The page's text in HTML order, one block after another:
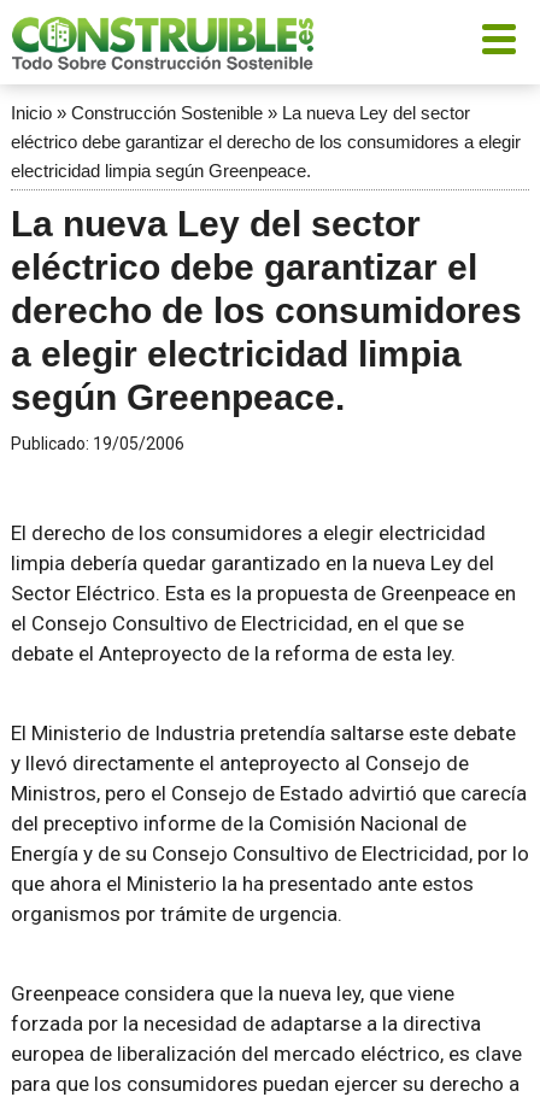
Inicio» Construcción Sostenible» La nueva Ley del sector
eléctrico debe garantizar el derecho de los consumidores a elegir
electricidad limpia según Greenpeace.
La nueva Ley del sector
eléctrico debe garantizar el
derecho de los consumidores
a elegir electricidad limpia
según Greenpeace.
Publicado: 19/05/2006
El derecho de los consumidores a elegir electricidad
limpia debería quedar garantizado en la nueva Ley del
Sector Eléctrico. Esta es la propuesta de Greenpeace en
el Consejo Consultivo de Electricidad, en el que se
debate el Anteproyecto de la reforma de esta ley.
El Ministerio de Industria pretendía saltarse este debate
y llevó directamente el anteproyecto al Consejo de
Ministros, pero el Consejo de Estado advirtió que carecía
del preceptivo informe de la Comisión Nacional de
Energía y de su Consejo Consultivo de Electricidad, por lo
que ahora el Ministerio la ha presentado ante estos
organismos por trámite de urgencia.
Greenpeace considera que la nueva ley, que viene
forzada por la necesidad de adaptarse a la directiva
europea de liberalización del mercado eléctrico, es clave
para que los consumidores puedan ejercer su derecho a